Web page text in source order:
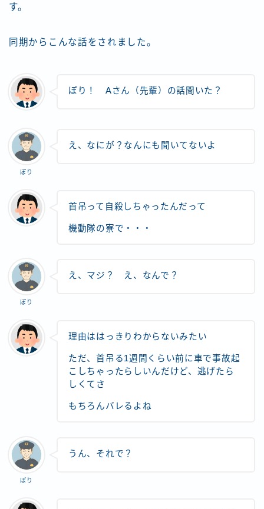
す。
同期からこんな話をされました。
ぽり！ Aさん（先輩）の話聞いた？
ぽり
え、なにが？なんにも聞いてないよ
首吊って自殺しちゃったんだって
機動隊の寮で・・・
ぽり
え、マジ？ え、なんで？
理由ははっきりわからないみたい
ただ、首吊る1週間くらい前に車で事故起
こしちゃったらしいんだけど、逃げたら
しくてさ
もちろんバレるよね
ぽり
うん、それで？